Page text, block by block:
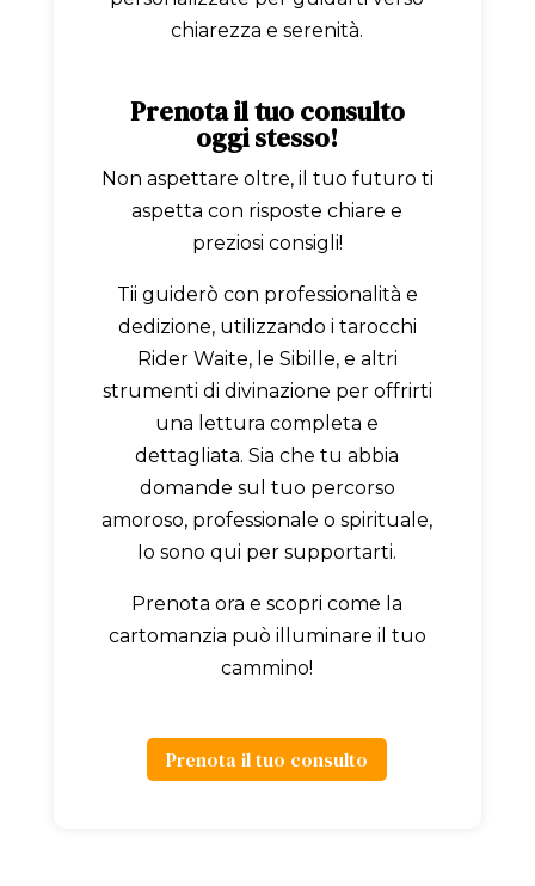
chiarezza e serenità.
Prenota il tuo consulto
oggi stesso!
Non aspettare oltre, il tuo futuro ti
aspetta con risposte chiare e
preziosi consigli!
Tii guiderò con professionalità e
dedizione, utilizzando i tarocchi
Rider Waite, le Sibille, e altri
strumenti di divinazione per offrirti
una lettura completa e
dettagliata. Sia che tu abbia
domande sul tuo percorso
amoroso, professionale o spirituale,
Io sono qui per supportarti.
Prenota ora e scopri come la
cartomanzia può illuminare il tuo
cammino!
Prenota il tuo consulto